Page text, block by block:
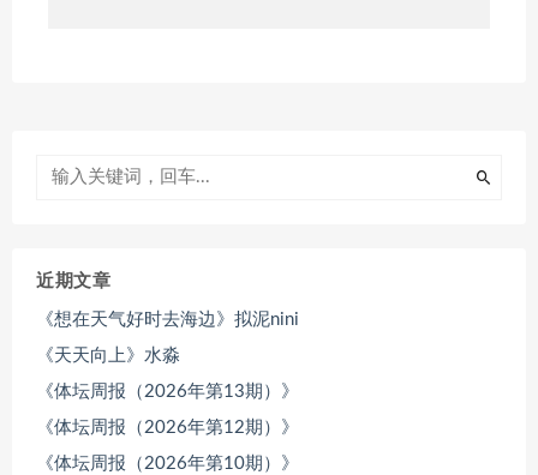
近期文章
《想在天气好时去海边》拟泥nini
《天天向上》水淼
《体坛周报（2026年第13期）》
《体坛周报（2026年第12期）》
《体坛周报（2026年第10期）》